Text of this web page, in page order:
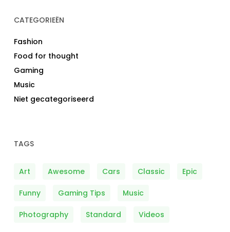
CATEGORIEËN
Fashion
Food for thought
Gaming
Music
Niet gecategoriseerd
TAGS
Art Awesome Cars Classic Epic
Funny Gaming Tips Music
Photography Standard Videos